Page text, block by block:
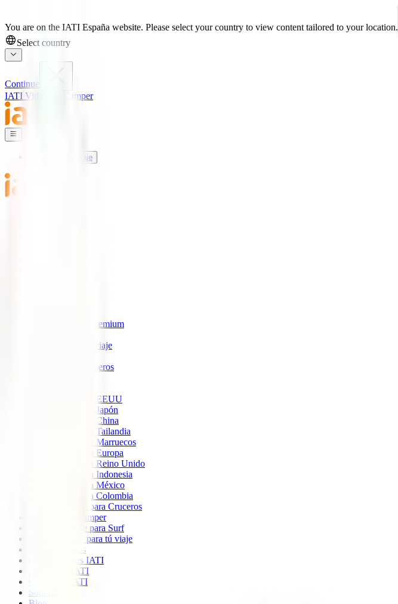
You are on the IATI España website. Please select your country to view content tailored to your location.
Select country
Continue
IATI Vida
IATI Camper
Seguros de Viaje
IATI Anulación Premium
IATI Anual Multiviaje
IATI Grandes Viajeros
Seguro de viaje a EEUU
Seguro de viaje a Japón
Seguro de viaje a China
Seguro de viaje a Tailandia
Seguro de viaje a Marruecos
Seguro de viaje a Europa
Seguro de viaje a Reino Unido
Seguro de viaje a Indonesia
Seguro de viaje a México
Seguro de viaje a Colombia
Seguro de viaje para Cruceros
Seguro para Camper
Seguro de viaje para Surf
Imprescindible para tú viaje
Quiénes somos
Colaboradores IATI
Descuento IATI
Opiniones IATI
Soporte